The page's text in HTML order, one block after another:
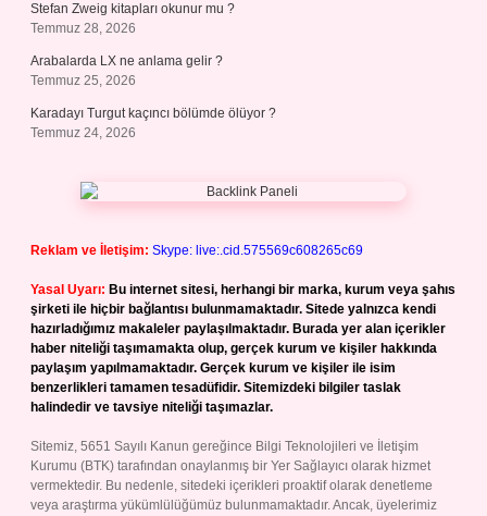
Stefan Zweig kitapları okunur mu ?
Temmuz 28, 2026
Arabalarda LX ne anlama gelir ?
Temmuz 25, 2026
Karadayı Turgut kaçıncı bölümde ölüyor ?
Temmuz 24, 2026
Reklam ve İletişim: Skype: live:.cid.575569c608265c69
Yasal Uyarı: Bu internet sitesi, herhangi bir marka, kurum veya şahıs
şirketi ile hiçbir bağlantısı bulunmamaktadır. Sitede yalnızca kendi
hazırladığımız makaleler paylaşılmaktadır. Burada yer alan içerikler
haber niteliği taşımamakta olup, gerçek kurum ve kişiler hakkında
paylaşım yapılmamaktadır. Gerçek kurum ve kişiler ile isim
benzerlikleri tamamen tesadüfidir. Sitemizdeki bilgiler taslak
halindedir ve tavsiye niteliği taşımazlar.
Sitemiz, 5651 Sayılı Kanun gereğince Bilgi Teknolojileri ve İletişim
Kurumu (BTK) tarafından onaylanmış bir Yer Sağlayıcı olarak hizmet
vermektedir. Bu nedenle, sitedeki içerikleri proaktif olarak denetleme
veya araştırma yükümlülüğümüz bulunmamaktadır. Ancak, üyelerimiz